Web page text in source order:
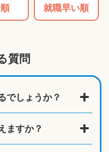
就職早い順
質問
でしょうか？
ますか？